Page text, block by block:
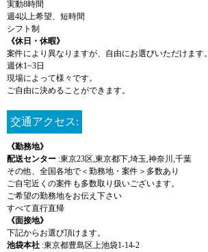
実動8時間
週4以上希望、短時間
シフト制
《休日・休暇》
案件により異なりますが、自由にお選びいただけます。
週休1~3日
現場によって様々です。
ご自由に決めることができます。
交通アクセス:
《勤務地》
配送センター :東京23区,東京都下,埼玉,神奈川,千葉
その他、全国各地で＜勤務地・案件＞多数あり
ご自宅近くの案件も多数取り扱いございます。
ご希望の勤務地をお伝え下さい
すべて直行直帰
《面接地》
下記からお選び頂けます。
池袋本社 :東京都豊島区上池袋1-14-2